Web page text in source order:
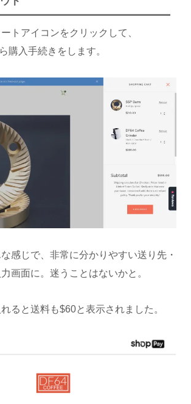
トアイコンをクリックして、
購入手続きをします。
感じで、非常に分かりやすい送り先・
画面に。迷うことはないかと。
ると送料も$60と表示されました。